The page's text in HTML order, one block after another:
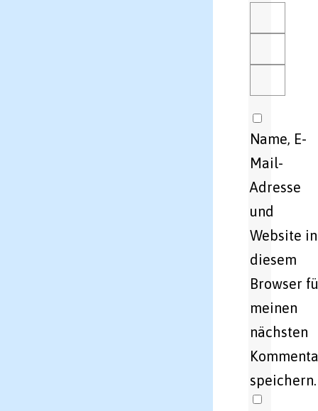
Name, E-
Mail-
Adresse
und
Website in
diesem
Browser
meinen
nächsten
speichern.